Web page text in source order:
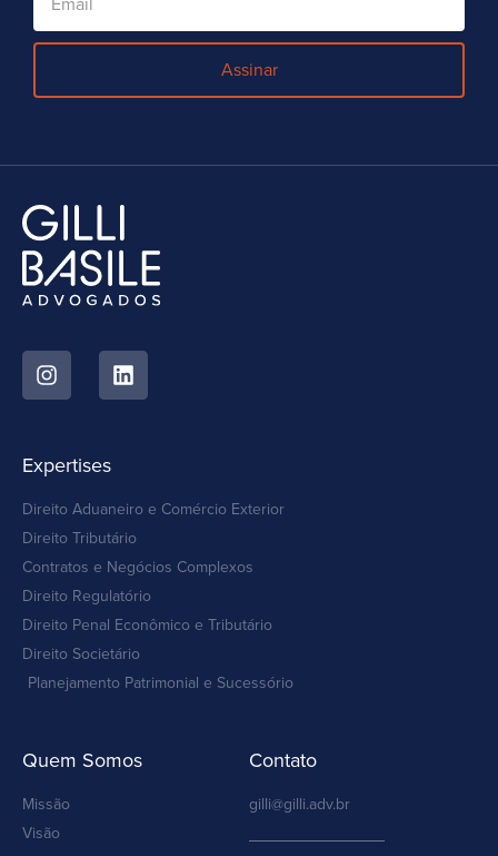
Assinar
Expertises
Direito Aduaneiro e Comércio Exterior
Direito Tributário
Contratos e Negócios Complexos
Direito Regulatório
Direito Penal Econômico e Tributário
Direito Societário
Planejamento Patrimonial e Sucessório
Quem Somos
Missão
Visão
Contato
gilli@gilli.adv.br